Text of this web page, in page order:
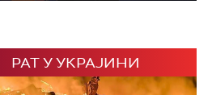
РАТ У УКРАЈИНИ